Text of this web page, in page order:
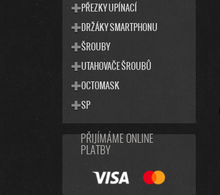
PŘEZKY UPÍNACÍ
DRŽÁKY SMARTPHONU
ŠROUBY
UTAHOVAČE ŠROUBŮ
OCTOMASK
SP
PŘIJÍMÁME ONLINE
PLATBY